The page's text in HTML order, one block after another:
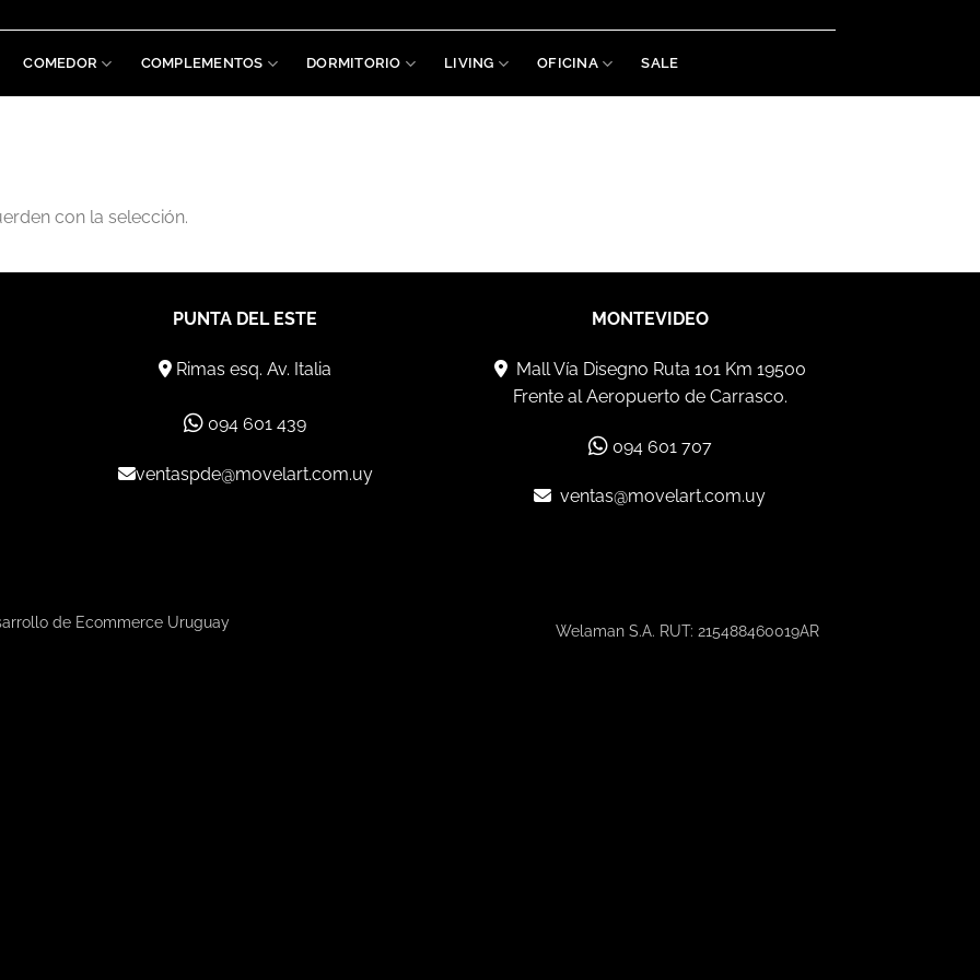
COMEDOR COMPLEMENTOS DORMITORIO LIVING OFICINA SALE
con la selección.
PUNTA DEL ESTE
Rimas esq. Av. Italia
094 601 439
ventaspde@movelart.com.uy
MONTEVIDEO
Mall Vía Disegno Ruta 101 Km 19500
Frente al Aeropuerto de Carrasco.
094 601 707
ventas@movelart.com.uy
Welaman S.A. RUT: 215488460019AR
de Ecommerce Uruguay